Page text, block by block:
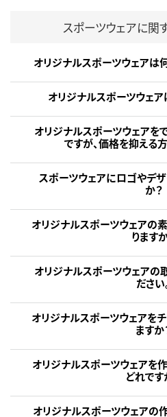
スポーツウェアに関
オリジナルスポーツウェアは
オリジナルスポーツウェ
オリジナルスポーツウェアを
ですが、価格を抑える
スポーツウェアにロゴやデ
か？
オリジナルスポーツウェアの
ります
オリジナルスポーツウェアの
ださい
オリジナルスポーツウェアを
ますか
オリジナルスポーツウェアを
どれです
オリジナルスポーツウェアの